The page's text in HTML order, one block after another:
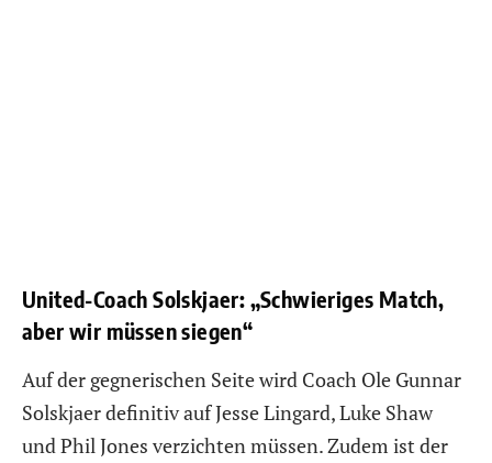
United-Coach Solskjaer: „Schwieriges Match,
aber wir müssen siegen“
Auf der gegnerischen Seite wird Coach Ole Gunnar
Solskjaer definitiv auf Jesse Lingard, Luke Shaw
und Phil Jones verzichten müssen. Zudem ist der